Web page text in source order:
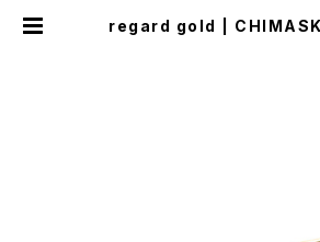
regard gold |